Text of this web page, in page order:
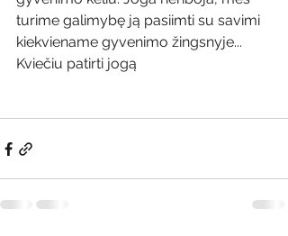
turime galimybę ją pasiimti su savimi
kiekviename gyvenimo žingsnyje...
Kviečiu patirti jogą